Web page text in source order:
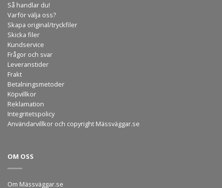
Så handlar du!
Varför välja oss?
Skapa original/tryckfiler
Skicka filer
Kundservice
Frågor och svar
Leveranstider
Frakt
Betalningsmetoder
Köpvillkor
Reklamation
Integritetspolicy
Användarvillkor och copyright Mässväggar.se
OM OSS
Om Mässväggar.se